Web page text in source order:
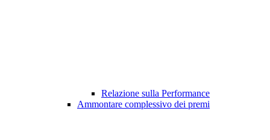
Relazione sulla Performance
Ammontare complessivo dei premi